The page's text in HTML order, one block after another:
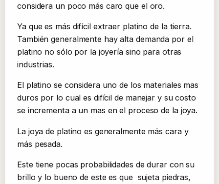
considera un poco más caro que el oro.
Ya que es más difícil extraer platino de la tierra.
También generalmente hay alta demanda por el
platino no sólo por la joyería sino para otras
industrias.
El platino se considera uno de los materiales mas
duros por lo cual es difícil de manejar y su costo
se incrementa a un mas en el proceso de la joya.
La joya de platino es generalmente más cara y
más pesada.
Este tiene pocas probabilidades de durar con su
brillo y lo bueno de este es que sujeta piedras,